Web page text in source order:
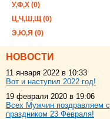
У,Ф,Х (0)
Ц,Ч,Ш,Щ (0)
Э,Ю,Я (0)
НОВОСТИ
11 января 2022 в 10:33
Вот и наступил 2022 год!
19 февраля 2020 в 19:06
Всех Мужчин поздравляем с
праздником 23 Февраля!